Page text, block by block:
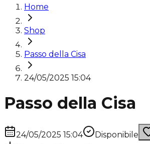
Home
Shop
Passo della Cisa
24/05/2025 15:04
Passo della Cisa
24/05/2025 15:04
Disponibile